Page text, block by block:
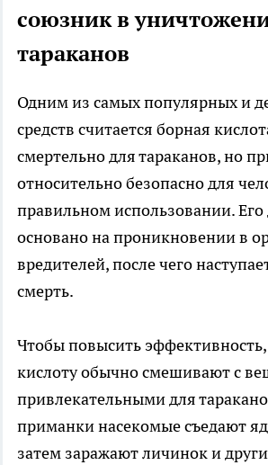
союзник в
тараканов
Одним из самых популярных и
средств считается борная
смертельно для тараканов, но
относительно безопасно для
правильном использовании. Его
основано на проникновении в
вредителей, после чего
смерть.
Чтобы повысить
кислоту обычно смешивают с
привлекательными для
приманки насекомые съедают
затем заражают личинок и